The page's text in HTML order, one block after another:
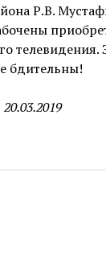
Р.В.
телевидения.
бдительны!